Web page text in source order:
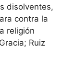
disolventes,
contra la
religión
Ruiz